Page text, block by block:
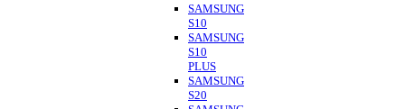
SAMSUNG
S10
SAMSUNG
S10
PLUS
SAMSUNG
S20